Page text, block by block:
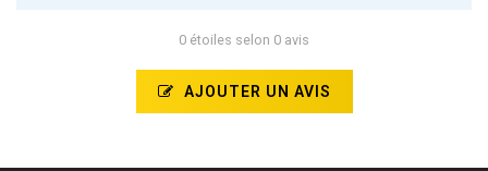
0 étoiles selon 0 avis
AJOUTER UN AVIS